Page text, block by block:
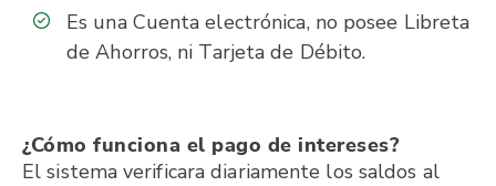
Es una Cuenta electrónica, no posee Libreta
de Ahorros, ni Tarjeta de Débito.
¿Cómo funciona el pago de intereses?
El sistema verificara diariamente los saldos al